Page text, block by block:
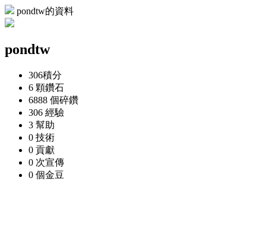
pondtw的資料
pondtw
306積分
6 顆鑽石
6888 個碎鑽
306 經驗
3 幫助
0 技術
0 貢獻
0 次宣傳
0 個金豆